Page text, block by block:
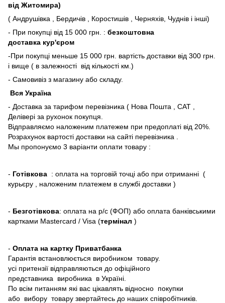
від Житомира)
( Андрушівка , Бердичів , Коростишів , Черняхів, Чуднів і інші)
- При покупці від 15 000 грн. : безкоштовна
доставка кур'єром
-При покупці меньше 15 000 грн. вартість доставки від 300 грн.
і вище ( в залежності від кількості км.)
- Самовивіз з магазину або складу.
Вся Україна
- Доставка за тарифом перевізника ( Нова Пошта , САТ ,
Делівері за рухонок покупця.
Відправляємо наложеним платежем при предоплаті від 20%.
Розрахунок вартості доставки на сайті перевізника .
Мы пропонуємо 3 варіанти оплати товару :
- Готівкова : оплата на торговій точці або при отриманні (
курьєру , наложеним платежем в службі доставки )
- Безготівкова: оплата на р/с (ФОП) або оплата банківськими
картками Mastercard / Visa (термінал )
- Оплата на картку Приватбанка
Гарантія встановлюється виробником товару.
усі притензії відправляються до офіційного
представника виробника в Україні.
По всім питанням які вас цікавлять відносно покупки
або вибору товару звертайтесь до наших співробітників.